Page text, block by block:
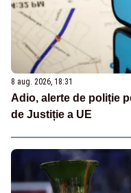
8 aug. 2026, 18:31
Adio, alerte de poliție
de Justiție a UE